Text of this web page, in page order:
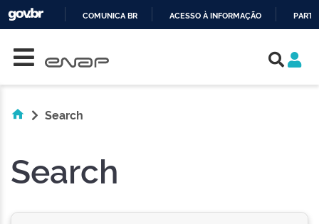
COMUNICA BR ACESSO À INFORMAÇÃO
Search
Search